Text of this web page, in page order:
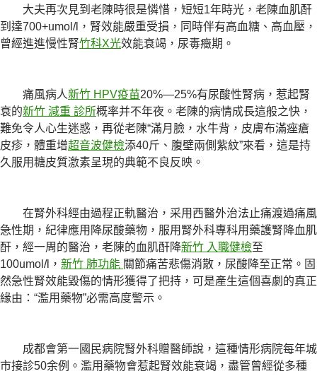
大夫再次見到老陳時很是憐惜，短短1年時光，老陳血肌酐
到達700+umol/l，腎效能嚴重受損，同時伴有高血糖、高血壓，
曾經進進慢性腎竹科X光效能衰竭，尿毒癥期。
痛風病人新竹 HPV疫苗20%—25%有尿酸性腎病，惹起腎
衰的新竹 減重 診所概率并不年夜。老陳的病情成長這般之快，
難免令人心生迷惑，再從老陳“滿月臉，水牛背，皮膚布滿痤瘡
皮疹，體重增超音波健檢添40斤、腹壁兩側紫紋”來看，這是持
久服用糖皮質激素呈現的典範不良反映。
在腎外科經由過程正軌醫治，采用西醫外治法止痛渡過痛風
急性期，紀律應用降尿酸藥物，服用腎外科專科用藥護腎降血肌
酐，經一周的醫治，老陳的血肌酐降新竹 入職健檢至
100umol/l， 新竹 肺功能 關節痛苦悲傷消散，尿酸降至正常。固
然急性腎效能毀傷的情形獲得了把持，可是產生這個喜劇的真正
緣由：“濫用藥物”必需高度警示。
成都會第一國民病院腎外科贈醫師說，這種情形病院每年城
市接診50余例。濫用藥物會惹起腎效能衰竭，盡管曾經從多種